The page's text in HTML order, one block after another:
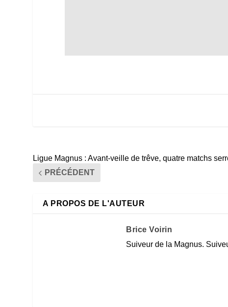
Ligue Magnus : Avant-veille de trêve, quatre matchs
PRÉCÉDENT
A PROPOS DE L'AUTEUR
Brice Voirin
Suiveur de la Magnus.